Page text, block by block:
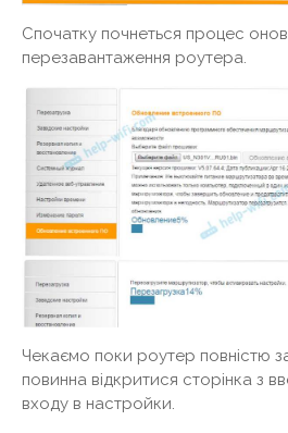
Спочатку почнеться процес
перезавантаження роутера.
Чекаємо поки роутер повністю
повинна відкритися сторінка з
входу в настройки.